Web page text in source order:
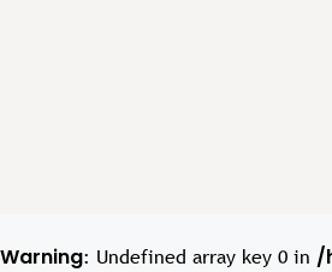
Warning: Undefined array key 0 in /